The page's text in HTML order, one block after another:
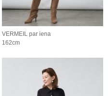
VERMEIL par iena
162cm